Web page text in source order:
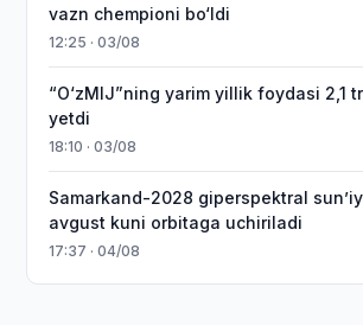
vazn chempioni bo‘ldi
12:25 · 03/08
“O‘zMIJ”ning yarim yillik foydasi 2,1
yetdi
18:10 · 03/08
Samarkand-2028 giperspektral
avgust kuni orbitaga uchiriladi
17:37 · 04/08